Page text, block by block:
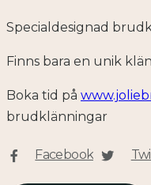
Specialdesignad
Finns bara en unik
Boka tid på
brudklänningar
Facebook